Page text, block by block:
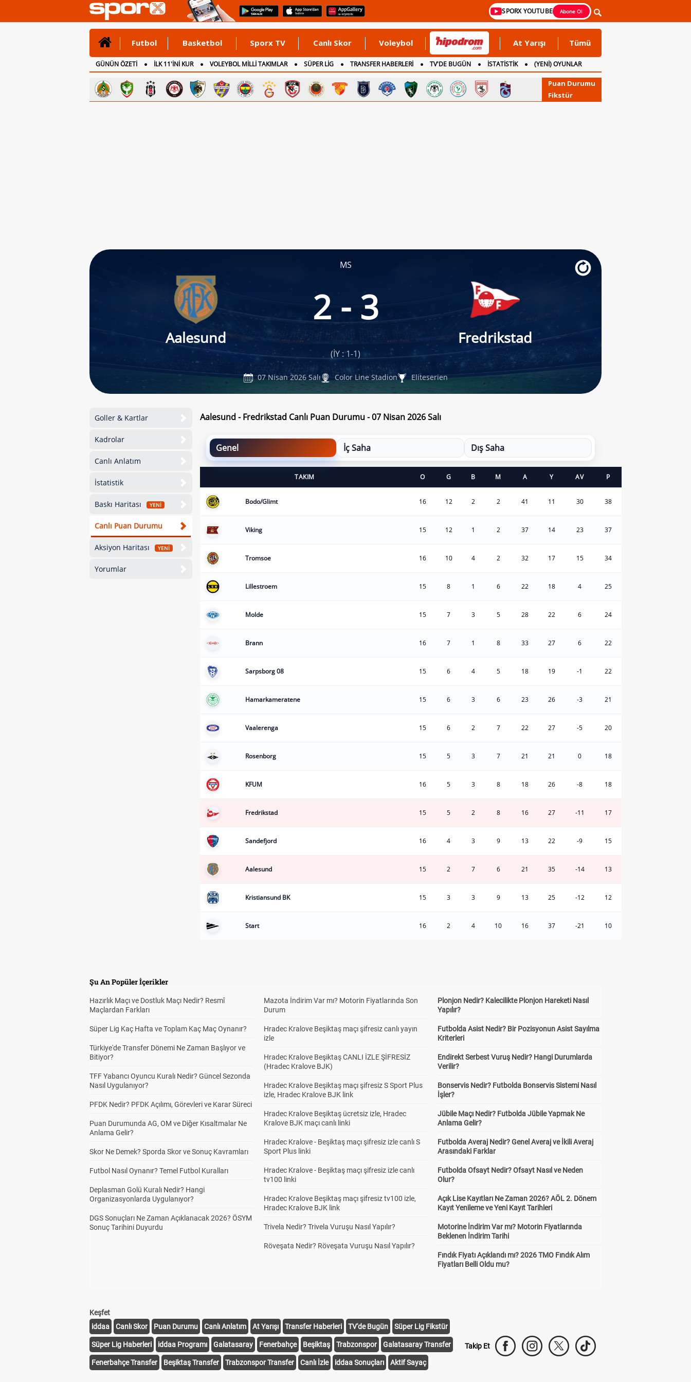
SPORX YOUTUBE Abone Ol
Futbol Basketbol Sporx TV Canlı Skor Voleybol At Yarışı Tümü
GÜNÜN ÖZETİ İLK 11'İNİ KUR VOLEYBOL MİLLİ TAKIMLAR SÜPER LİG TRANSFER HABERLERİ TV'DE BUGÜN İSTATİSTİK
(YENİ) OYUNLAR
CANLI ANLATIM
İNGİLTERE
Puan Durumu
Fikstür
MS
Aalesund
2 - 3
Fredrikstad
(İY : 1-1)
07 Nisan 2026 Salı Color Line Stadion Eliteserien
Goller & Kartlar
Kadrolar
Canlı Anlatım
İstatistik
Baskı Haritası YENİ
Canlı Puan Durumu
Aksiyon Haritası YENİ
Yorumlar
Aalesund - Fredrikstad Canlı Puan Durumu - 07 Nisan 2026 Salı
Genel İç Saha Dış Saha
TAKIM O G B M A Y AV P
Bodo/Glimt 16 12 2 2 41 11 30 38
Viking 15 12 1 2 37 14 23 37
Tromsoe 16 10 4 2 32 17 15 34
Lillestroem 15 8 1 6 22 18 4 25
Molde 15 7 3 5 28 22 6 24
Brann 16 7 1 8 33 27 6 22
Sarpsborg 08 15 6 4 5 18 19 -1 22
Hamarkameratene 15 6 3 6 23 26 -3 21
Vaalerenga 15 6 2 7 22 27 -5 20
Rosenborg 15 5 3 7 21 21 0 18
KFUM 16 5 3 8 18 26 -8 18
Fredrikstad 15 5 2 8 16 27 -11 17
Sandefjord 16 4 3 9 13 22 -9 15
Aalesund 15 2 7 6 21 35 -14 13
Kristiansund BK 15 3 3 9 13 25 -12 12
Start 16 2 4 10 16 37 -21 10
Şu An Popüler İçerikler
Hazırlık Maçı ve Dostluk Maçı Nedir? Resmî
Maçlardan Farkları
Süper Lig Kaç Hafta ve Toplam Kaç Maç Oynanır?
Türkiye'de Transfer Dönemi Ne Zaman Başlıyor ve
Bitiyor?
TFF Yabancı Oyuncu Kuralı Nedir? Güncel Sezonda
Nasıl Uygulanıyor?
PFDK Nedir? PFDK Açılımı, Görevleri ve Karar Süreci
Puan Durumunda AG, OM ve Diğer Kısaltmalar Ne
Anlama Gelir?
Skor Ne Demek? Sporda Skor ve Sonuç Kavramları
Futbol Nasıl Oynanır? Temel Futbol Kuralları
Deplasman Golü Kuralı Nedir? Hangi
Organizasyonlarda Uygulanıyor?
DGS Sonuçları Ne Zaman Açıklanacak 2026? ÖSYM
Sonuç Tarihini Duyurdu
Mazota İndirim Var mı? Motorin Fiyatlarında Son
Durum
Hradec Kralove Beşiktaş maçı şifresiz canlı yayın
izle
Hradec Kralove Beşiktaş CANLI İZLE ŞİFRESİZ
(Hradec Kralove BJK)
Hradec Kralove Beşiktaş maçı şifresiz S Sport Plus
izle, Hradec Kralove BJK link
Hradec Kralove Beşiktaş ücretsiz izle, Hradec
Kralove BJK maçı canlı linki
Hradec Kralove - Beşiktaş maçı şifresiz izle canlı S
Sport Plus linki
Hradec Kralove - Beşiktaş maçı şifresiz izle canlı
tv100 linki
Hradec Kralove Beşiktaş maçı şifresiz tv100 izle,
Hradec Kralove BJK link
Trivela Nedir? Trivela Vuruşu Nasıl Yapılır?
Röveşata Nedir? Röveşata Vuruşu Nasıl Yapılır?
Plonjon Nedir? Kalecilikte Plonjon Hareketi Nasıl
Yapılır?
Futbolda Asist Nedir? Bir Pozisyonun Asist Sayılma
Kriterleri
Endirekt Serbest Vuruş Nedir? Hangi Durumlarda
Verilir?
Bonservis Nedir? Futbolda Bonservis Sistemi Nasıl
İşler?
Jübile Maçı Nedir? Futbolda Jübile Yapmak Ne
Anlama Gelir?
Futbolda Averaj Nedir? Genel Averaj ve İkili Averaj
Arasındaki Farklar
Futbolda Ofsayt Nedir? Ofsayt Nasıl ve Neden
Olur?
Açık Lise Kayıtları Ne Zaman 2026? AÖL 2. Dönem
Kayıt Yenileme ve Yeni Kayıt Tarihleri
Motorine İndirim Var mı? Motorin Fiyatlarında
Beklenen İndirim Tarihi
Fındık Fiyatı Açıklandı mı? 2026 TMO Fındık Alım
Fiyatları Belli Oldu mu?
Keşfet
iddaa
Canlı Skor Puan Durumu Canlı Anlatım At Yarışı Transfer Haberleri TV'de Bugün Süper Lig Fikstür
Süper Lig Haberleri iddaa Programı Galatasaray Fenerbahçe Beşiktaş Trabzonspor Galatasaray Transfer
Fenerbahçe Transfer Beşiktaş Transfer Trabzonspor Transfer Canlı İzle iddaa Sonuçları Aktif Sayaç
Takip Et